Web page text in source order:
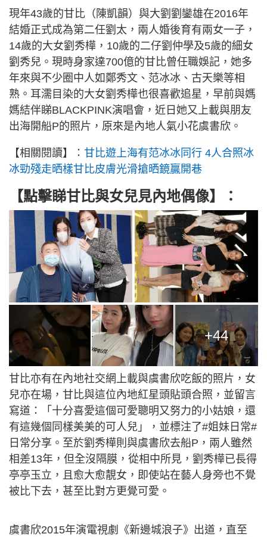
現年43歲的甘比（陳凱韻）與大劉劉鑾雄在2016年
結婚正式成為第二任劉太，兩人婚後育有兩女一子，
14歲的大女劉秀樺，10歲的二仔劉仲學及5歲的細女
劉秀兒。現時身家達700億的甘比曾任職娛記，她多
年來與不少圈中人如鄭秀文、范冰冰、古天樂等相
熟。耳濡目染的大女劉秀樺也很喜歡追星，早前與媽
媽結伴睇BLACKPINK演唱會，近日她又上載與朋友
出海開船P的照片，原來是內地人氣小花虞書欣。
【相關閱讀】： 甘比遊上海有范冰冰同行 4人合照冰
冰勁殘走晒樣甘比皮膚光滑搶晒鏡贏開巷
【點擊睇甘比與女兒見內地偶像】：
+44
甘比亦有在內地社交網上載與虞書欣吃飯的照片，女
兒亦在場，甘比與這位內地紅星頭貼頭合照，並留言
寫道：「十分喜愛這個可愛聰明又努力的小姑娘，還
有這幾個同樣美美的可人兒」，並標注了#姐妹日常#
日常分享。至於劉秀樺則與虞書欣去船P，兩人雖然
相差13年，但全沒隔膜，從相中所見，劉秀樺已長得
亭亭玉立，且愈大愈靚女，即使站在藝人身旁也不覺
被比下去，甚至比對方更覺可愛。
虞書欣2015年演電視劇《新邊城浪子》出道，直至